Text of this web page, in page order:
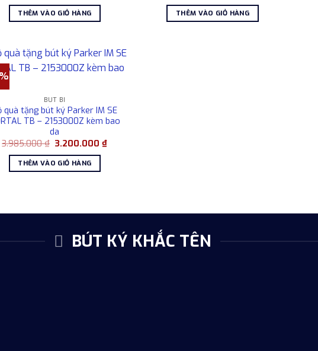
là:
3.859.800 ₫.
THÊM VÀO GIỎ HÀNG là:
3.852.000 ₫.
THÊM VÀO GIỎ HÀNG
BÚT BI
quà tặng bút ký Parker IM SE
TB – 2153000Z kèm bao
da
3.985.000₫ Giá
là:
3.985.000 ₫.
3.200.000₫Giá
THÊM VÀO GIỎ HÀNG
BÚT KÝ KHẮC TÊN